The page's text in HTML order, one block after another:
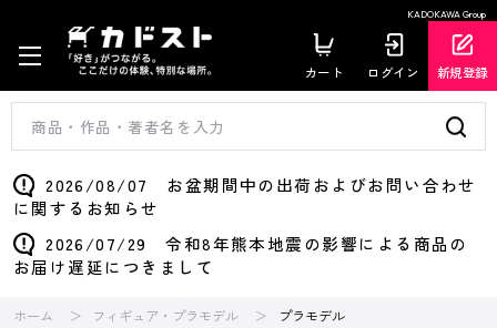
KADOKAWA Group
カート ログイン 新規登録
2026/08/07 お盆期間中の出荷およびお問い合わせ
に関するお知らせ
2026/07/29 令和8年熊本地震の影響による商品の
お届け遅延につきまして
ホーム フィギュア・プラモデル プラモデル